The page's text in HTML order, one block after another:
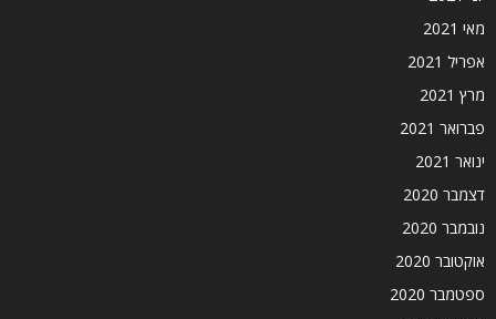
מאי 2021
אפריל 2021
מרץ 2021
פברואר 2021
ינואר 2021
דצמבר 2020
נובמבר 2020
אוקטובר 2020
ספטמבר 2020